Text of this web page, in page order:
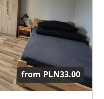
from PLN33.00